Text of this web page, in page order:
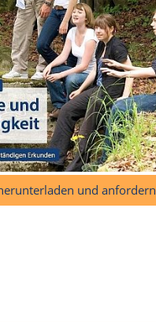
und anfordern